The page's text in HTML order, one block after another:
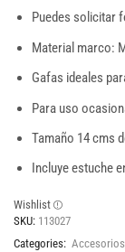
Puedes solicitar
Material marco:
Gafas ideales
Para uso
Tamaño 14 cms
Incluye estuche
Wishlist
SKU: 113027
Categories: Accesorios